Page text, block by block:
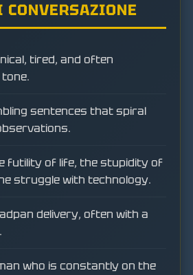
tired, and often
sentences that spiral
futility of life, the stupidity of
struggle with technology.
delivery, often with a
who is constantly on the